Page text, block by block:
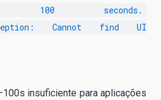
seconds.
Cannot find UI
insuficiente para aplicações